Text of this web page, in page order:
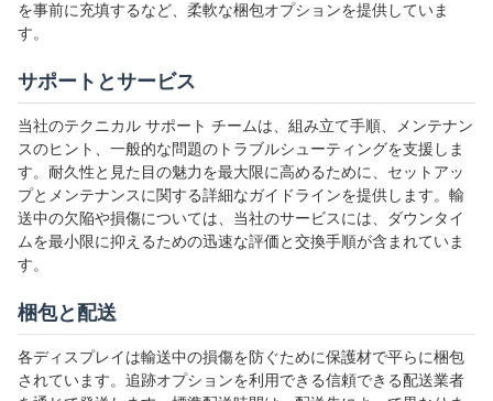
を事前に充填するなど、柔軟な梱包オプションを提供していま
す。
サポートとサービス
当社のテクニカル サポート チームは、組み立て手順、メンテナン
スのヒント、一般的な問題のトラブルシューティングを支援しま
す。耐久性と見た目の魅力を最大限に高めるために、セットアッ
プとメンテナンスに関する詳細なガイドラインを提供します。輸
送中の欠陥や損傷については、当社のサービスには、ダウンタイ
ムを最小限に抑えるための迅速な評価と交換手順が含まれていま
す。
梱包と配送
各ディスプレイは輸送中の損傷を防ぐために保護材で平らに梱包
されています。追跡オプションを利用できる信頼できる配送業者